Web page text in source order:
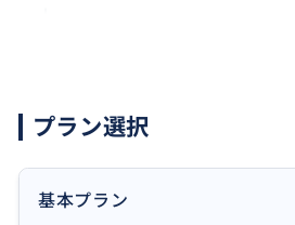
↓
ございます
プラン選択
基本プラン